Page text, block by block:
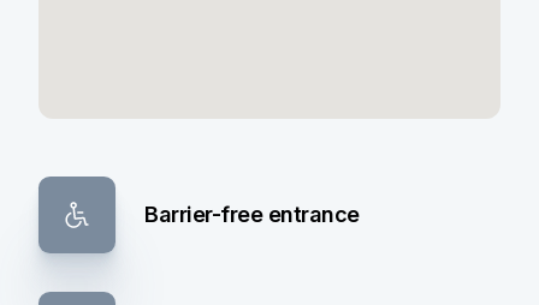
Barrier-free entrance